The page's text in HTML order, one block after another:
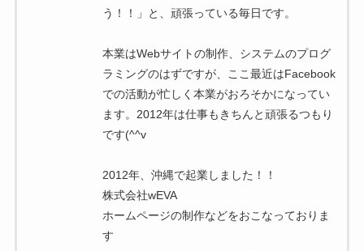
う！！」と、頑張っている毎日です。
本業はWebサイトの制作、システムのプログ
ラミングのはずですが、ここ最近はFacebook
での活動が忙しく本業がおろそかになってい
ます。2012年は仕事もきちんと頑張るつもり
です(^^v
2012年、沖縄で起業しました！！
株式会社wEVA
ホームページの制作などをおこなっておりま
す